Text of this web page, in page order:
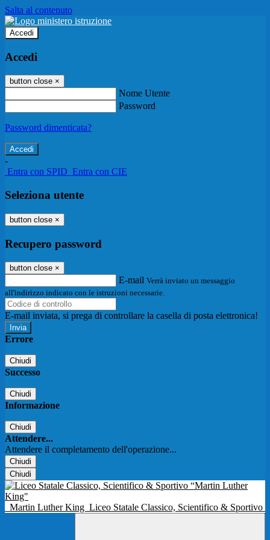
Salta al contenuto
Accedi
Accedi
button close ×
Nome Utente
Password
Password dimenticata?
-
Entra con SPID Entra con CIE
Seleziona utente
button close ×
Recupero password
button close ×
E-mail Verrà inviato un messaggio
all'indirizzo indicato con le istruzioni necessarie.
E-mail inviata, si prega di controllare la casella di posta elettronica!
Errore
Chiudi
Successo
Chiudi
Informazione
Chiudi
Attendere...
Attendere il completamento dell'operazione...
Chiudi
Chiudi
Martin Luther King Liceo Statale Classico, Scientifico & Sportivo